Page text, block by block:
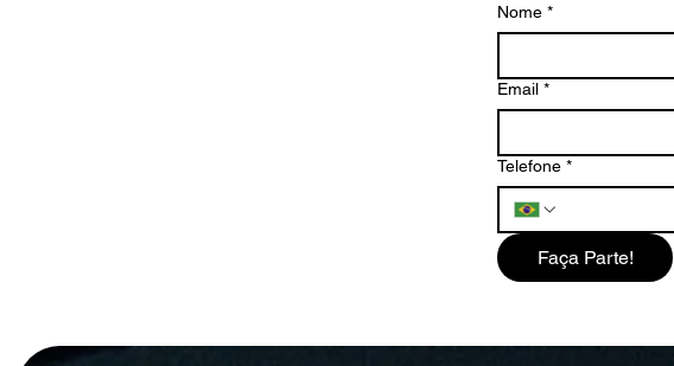
Nome *
Email *
Telefone *
Faça Parte!